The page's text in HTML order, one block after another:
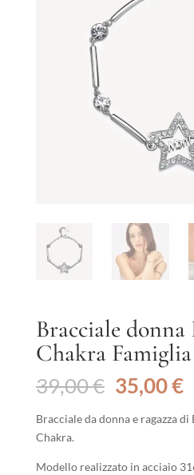
Bracciale donna
Chakra
39,00€ Il
prezzo
originale
39,00 €.
35,00€Il
Bracciale da donna e ragazza
Chakra.
Modello realizzato in acciaio